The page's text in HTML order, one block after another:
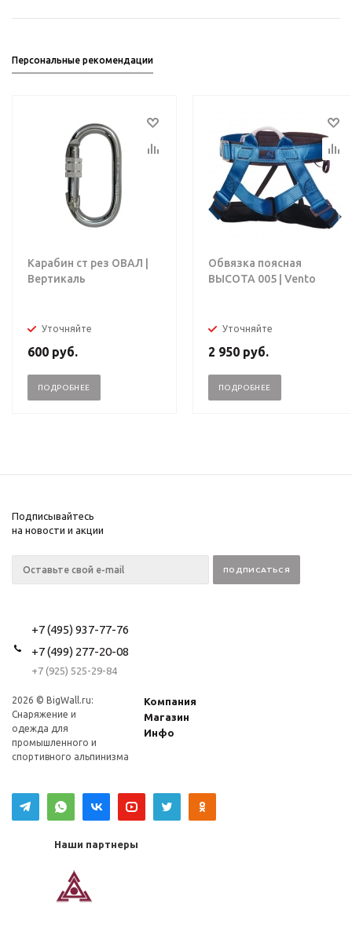
Персональные рекомендации
Карабин ст рез ОВАЛ |
Вертикаль
Уточняйте
600 руб.
ПОДРОБНЕЕ
Обвязка поясная
ВЫСОТА 005 | Vento
Уточняйте
2 950 руб.
ПОДРОБНЕЕ
Подписывайтесь
на новости и акции
+7 (495) 937-77-76
+7 (499) 277-20-08
+7 (925) 525-29-84
2026 © BigWall.ru:
Снаряжение и
одежда для
промышленного и
спортивного альпинизма
Компания
Магазин
Инфо
Наши партнеры